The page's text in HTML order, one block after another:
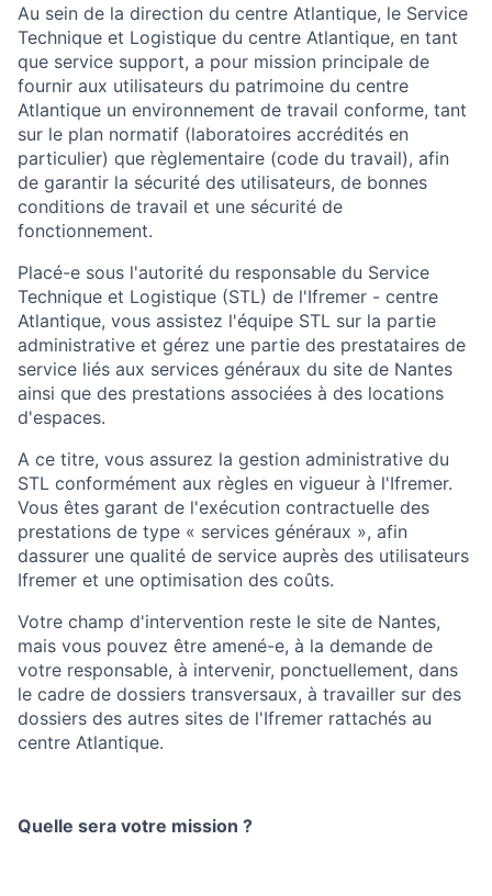
Au sein de la direction du centre Atlantique, le Service
Technique et Logistique du centre Atlantique, en tant
que service support, a pour mission principale de
fournir aux utilisateurs du patrimoine du centre
Atlantique un environnement de travail conforme, tant
sur le plan normatif (laboratoires accrédités en
particulier) que règlementaire (code du travail), afin
de garantir la sécurité des utilisateurs, de bonnes
conditions de travail et une sécurité de
fonctionnement.
Placé-e sous l'autorité du responsable du Service
Technique et Logistique (STL) de l'Ifremer - centre
Atlantique, vous assistez l'équipe STL sur la partie
administrative et gérez une partie des prestataires de
service liés aux services généraux du site de Nantes
ainsi que des prestations associées à des locations
d'espaces.
A ce titre, vous assurez la gestion administrative du
STL conformément aux règles en vigueur à l'Ifremer.
Vous êtes garant de l'exécution contractuelle des
prestations de type « services généraux », afin
dassurer une qualité de service auprès des utilisateurs
Ifremer et une optimisation des coûts.
Votre champ d'intervention reste le site de Nantes,
mais vous pouvez être amené-e, à la demande de
votre responsable, à intervenir, ponctuellement, dans
le cadre de dossiers transversaux, à travailler sur des
dossiers des autres sites de l'Ifremer rattachés au
centre Atlantique.
Quelle sera votre mission ?